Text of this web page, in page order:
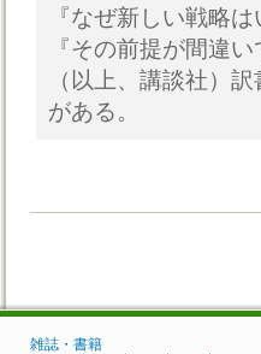
『なぜ新しい戦略
『その前提が間違
（以上、講談社）
がある。
雑誌・書籍